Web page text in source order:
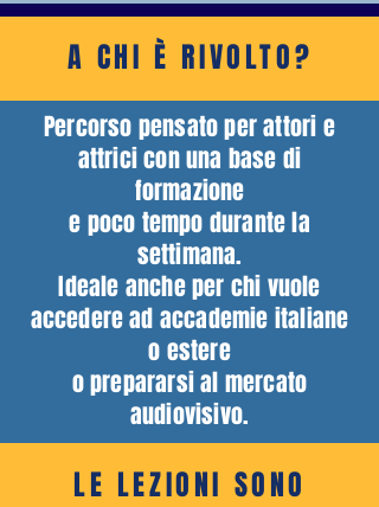
A CHI È RIVOLTO?
Percorso pensato per attori e
attrici con una base di
formazione
e poco tempo durante la
settimana.
Ideale anche per chi vuole
accedere ad accademie italiane
o estere
o prepararsi al mercato
audiovisivo.
LE LEZIONI SONO